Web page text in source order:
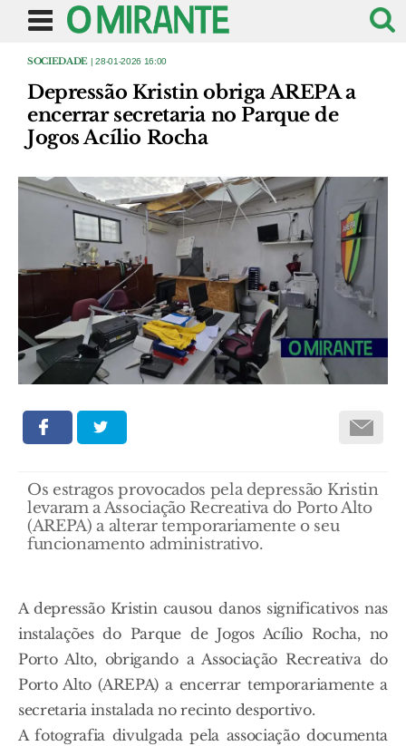
SOCIEDADE | 28-01-2026 16:00
Depressão Kristin obriga AREPA a
encerrar secretaria no Parque de
Jogos Acílio Rocha
Os estragos provocados pela depressão Kristin
levaram a Associação Recreativa do Porto Alto
(AREPA) a alterar temporariamente o seu
funcionamento administrativo.
A depressão Kristin causou danos significativos nas
instalações do Parque de Jogos Acílio Rocha, no
Porto Alto, obrigando a Associação Recreativa do
Porto Alto (AREPA) a encerrar temporariamente a
secretaria instalada no recinto desportivo.
A fotografia divulgada pela associação documenta